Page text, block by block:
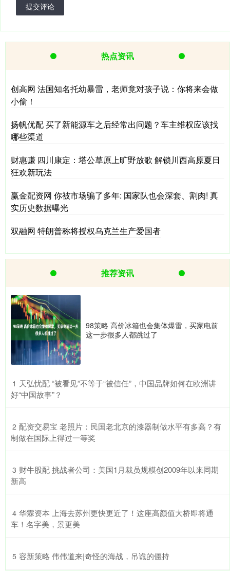
提交评论
热点资讯
创高网 法国知名托幼暴雷，老师竟对孩子说：你将来会做
小偷！
扬帆优配 买了新能源车之后经常出问题？车主维权应该找
哪些渠道
财惠赚 四川康定：塔公草原上旷野放歌 解锁川西高原夏日
狂欢新玩法
赢金配资网 你被市场骗了多年: 国家队也会深套、割肉! 真
实历史数据曝光
双融网 特朗普称将授权乌克兰生产爱国者
推荐资讯
98策略 高价冰箱也会集体爆雷，买家电前
这一步很多人都跳过了
1 ​天弘忧配 “被看见”不等于“被信任”，中国品牌如何在欧洲讲
好“中国故事”？
2 ​配资交易宝 老照片：民国老北京的漆器制做水平有多高？有
制做在国际上得过一等奖
3 ​财牛股配 挑战者公司：美国1月裁员规模创2009年以来同期
新高
4 ​华霖资本 上海去苏州更快更近了！这座高颜值大桥即将通
车！名字美，景更美
5 ​容新策略 伟伟道来|奇怪的海战，吊诡的僵持